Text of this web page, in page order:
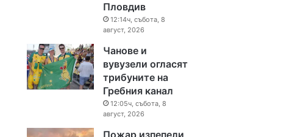
Пловдив
12:14ч, събота, 8
август, 2026
Чанове и
вувузели огласят
трибуните на
Гребния канал
12:05ч, събота, 8
август, 2026
Пожар изпепели